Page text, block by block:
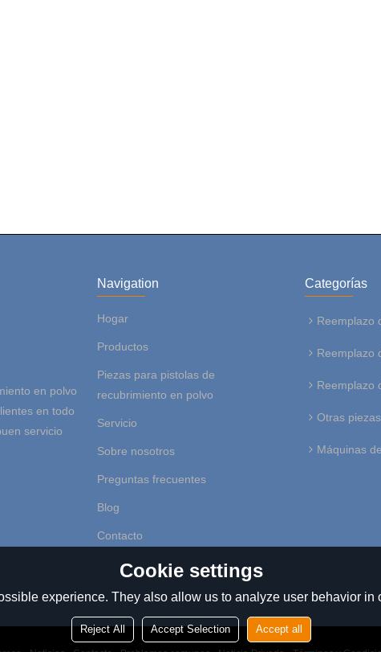
en polvo
en todo
servicio
Navigation
Hogar
Productos
Piezas para pistolas de
recubrimiento en polvo
Servicio
Sobre nosotros
Preguntas frecuentes
Blog
Contacto
Categorías
Reemplazo
Reemplazo
Reemplazo
Otras
Máquinas
Cookie settings
experience. They also allow us to analyze user behavior in
Reject All Accept Selection Accept all